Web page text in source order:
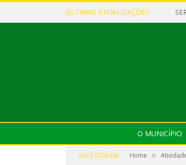
ÚLTIMAS ATUALIZAÇÕES:
O MUNICÍPIO
VOCÊ ESTÁ EM: Home »